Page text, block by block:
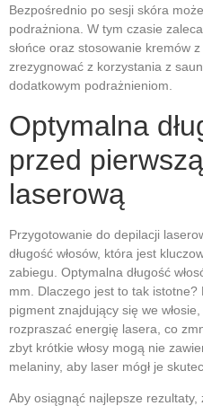
Bezpośrednio po sesji skóra
podrażniona. W tym czasie
słońce oraz stosowanie kremów
zrezygnować z korzystania z
dodatkowym podrażnieniom.
Optymalna
przed
laserową
Przygotowanie do depilacji
długość włosów, która jest
zabiegu. Optymalna długość
mm. Dlaczego jest to tak istotne?
pigment znajdujący się we
rozpraszać energię lasera, co
zbyt krótkie włosy mogą nie
melaniny, aby laser mógł je
Aby osiągnąć najlepsze